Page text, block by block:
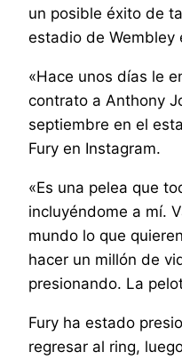
un posible éxito de
estadio de Wembley
«Hace unos días le
contrato a Anthony
septiembre en el
Fury en Instagram.
«Es una pelea que
incluyéndome a mí.
mundo lo que
hacer un millón de
presionando. La
Fury ha estado
regresar al ring,